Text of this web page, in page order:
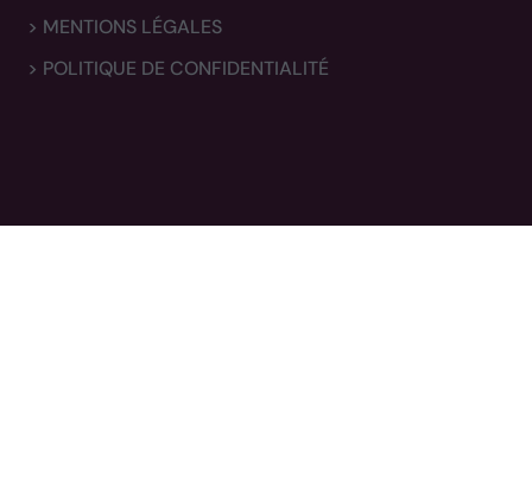
> MENTIONS LÉGALES
> POLITIQUE DE CONFIDENTIALITÉ